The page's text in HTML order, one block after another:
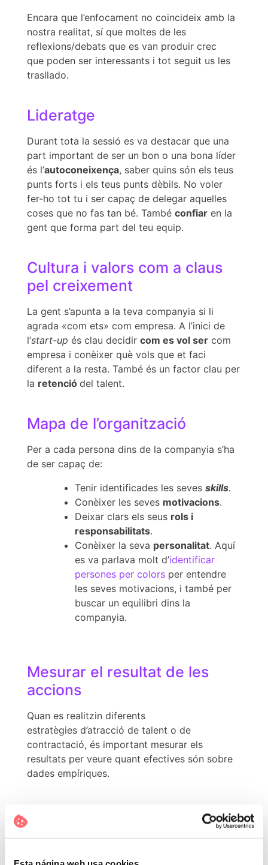
Encara que l’enfocament no coincideix amb la
nostra realitat, sí que moltes de les
reflexions/debats que es van produir crec
que poden ser interessants i tot seguit us les
trasllado.
Lideratge
Durant tota la sessió es va destacar que una
part important de ser un bon o una bona líder
és l’autoconeixença, saber quins són els teus
punts forts i els teus punts dèbils. No voler
fer-ho tot tu i ser capaç de delegar aquelles
coses que no fas tan bé. També confiaren la
gent que forma part del teu equip.
Cultura i valors com a claus
pel creixement
La gent s’apunta a la teva companyia si li
agrada «com ets» com empresa. A l’inici de
l’start-up és clau decidir com es vol sercom
empresa i conèixer què vols que et faci
diferent a la resta. També és un factor clau per
la retenció del talent.
Mapa de l’organització
Per a cada persona dins de la companyia s’ha
de ser capaç de:
Tenir identificades les seves skills.
Conèixer les seves motivacions.
Deixar clars els seus rols i
responsabilitats.
Conèixer la seva personalitat. Aquí
es va parlava molt d’identificar
persones per colorsper entendre
les seves motivacions, i també per
buscar un equilibri dins la
companyia.
Mesurar el resultat de les
accions
Quan es realitzin diferents
estratègies d’atracció de talent o de
contractació, és important mesurar els
resultats per veure quant efectives són sobre
dades empíriques.
El debat més llarg que es va produir va ser